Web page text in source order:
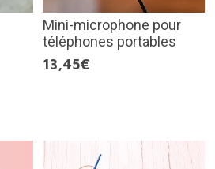
Mini-microphone pour
téléphones portables
13,45€